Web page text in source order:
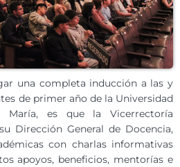
una completa inducción a las y
de primer año de la Universidad
María, es que la Vicerrectoría
Dirección General de Docencia,
con charlas informativas
apoyos, beneficios, mentorías e